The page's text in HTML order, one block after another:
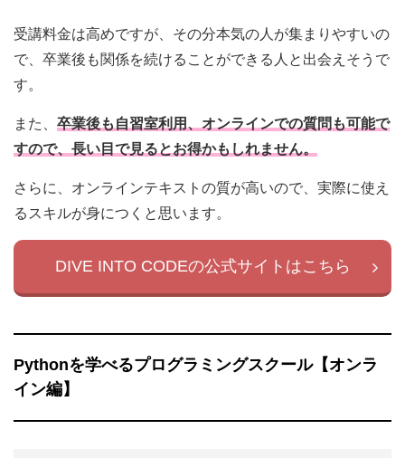
受講料金は高めですが、その分本気の人が集まりやすいの
で、卒業後も関係を続けることができる人と出会えそうで
す。
また、 卒業後も自習室利用、オンラインでの質問も可能で
すので、長い目で見るとお得かもしれません。
さらに、オンラインテキストの質が高いので、実際に使え
るスキルが身につくと思います。
DIVE INTO CODEの公式サイトはこちら
Pythonを学べるプログラミングスクール【オンラ
イン編】